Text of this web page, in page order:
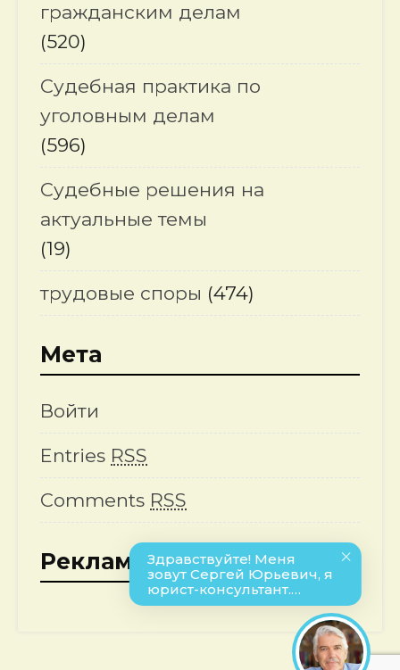
гражданским делам
(520)
Судебная практика по
уголовным делам
(596)
Судебные решения на
актуальные темы
(19)
трудовые споры (474)
Мета
Войти
Entries RSS
Comments RSS
Реклама